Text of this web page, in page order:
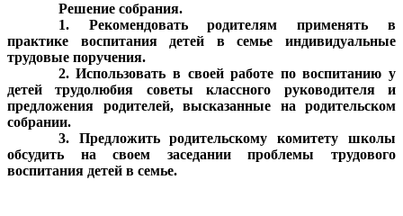
Решение собрания.
1. Рекомендовать родителям применять в
практике воспитания детей в семье индивидуальные
трудовые поручения.
2. Использовать в своей работе по воспитанию у
детей трудолюбия советы классного руководителя и
предложения родителей, высказанные на родительском
собрании.
3. Предложить родительскому комитету школы
обсудить на своем заседании проблемы трудового
воспитания детей в семье.